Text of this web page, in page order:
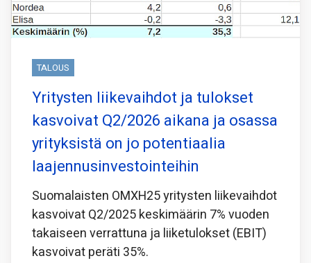
TALOUS
Yritysten liikevaihdot ja tulokset
kasvoivat Q2/2026 aikana ja osassa
yrityksistä on jo potentiaalia
laajennusinvestointeihin
Suomalaisten OMXH25 yritysten liikevaihdot
kasvoivat Q2/2025 keskimäärin 7% vuoden
takaiseen verrattuna ja liiketulokset (EBIT)
kasvoivat peräti 35%.